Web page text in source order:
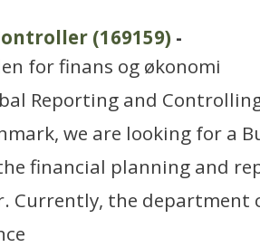
(169159) -
for finans og økonomi
Reporting and
we are looking for a
financial planning and
Currently, the department